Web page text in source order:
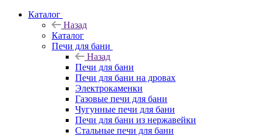
Каталог
Назад
Каталог
Печи для бани
Назад
Печи для бани
Печи для бани на дровах
Электрокаменки
Газовые печи для бани
Чугунные печи для бани
Печи для бани из нержавейки
Стальные печи для бани